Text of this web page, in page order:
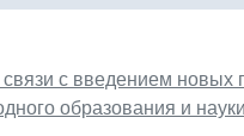
с введением новых
образования и